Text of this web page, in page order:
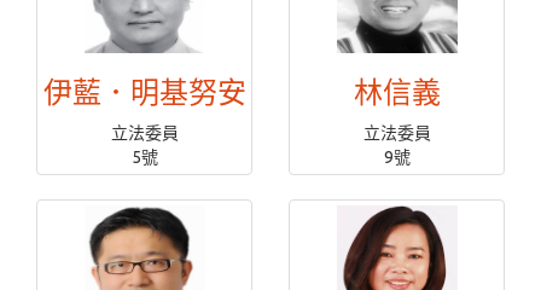
伊藍．明基努安
立法委員
5號
林信義
立法委員
9號